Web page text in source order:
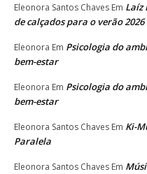
Eleonora Santos Chaves Em Laíz
de calçados para o verão 2026
Eleonora Em Psicologia do
bem-estar
Eleonora Em Psicologia do
bem-estar
Eleonora Santos Chaves Em Ki-
Paralela
Eleonora Santos Chaves Em